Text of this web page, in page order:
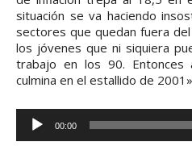
situación se va haciendo
sectores que quedan fuera
los jóvenes que ni siquiera
trabajo en los 90. Entonces
culmina en el estallido de
e
00:00